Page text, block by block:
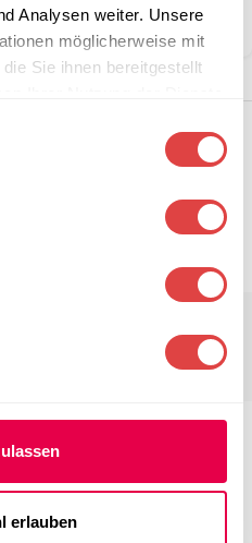
Analysen weiter. Unsere
möglicherweise mit
Sie ihnen bereitgestellt
erlauben
und -textilien. Wir